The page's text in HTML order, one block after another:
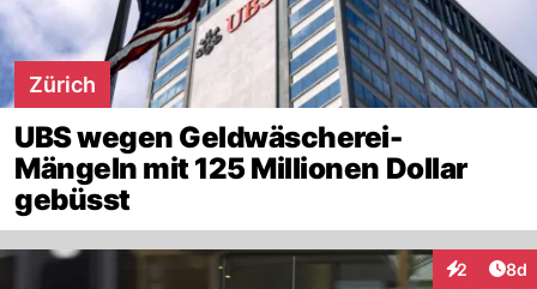
Zürich
UBS wegen Geldwäscherei-
Mängeln mit 125 Millionen Dollar
gebüsst
2 8d